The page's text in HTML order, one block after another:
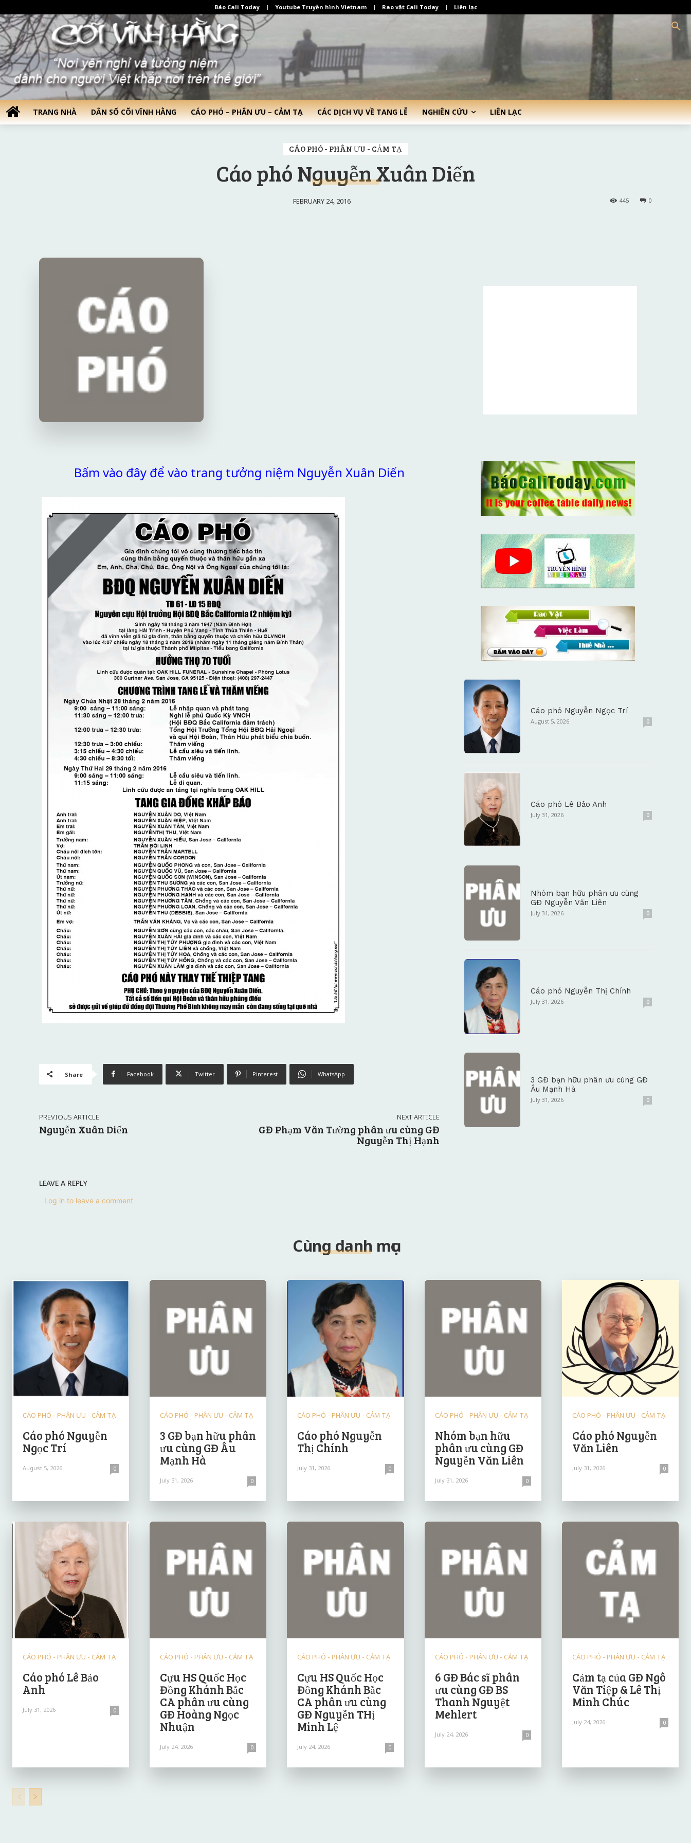
Báo Cali Today Youtube Truyền hình Vietnam Rao vặt Cali Today Liên lạc
TRANG NHÀ DÂN SỐ CÕI VĨNH HẰNG CÁO PHÓ – PHÂN ƯU – CẢM TẠ CÁC DỊCH VỤ VỀ TANG LỄ NGHIÊN CỨU LIÊN LẠC
CÁO PHÓ - PHÂN ƯU - CẢM TẠ
Cáo phó Nguyễn Xuân Diến
FEBRUARY 24, 2016 0
445
Bấm vào đây để vào trang tưởng niệm Nguyễn Xuân Diến
Share Facebook Twitter Pinterest WhatsApp
PREVIOUS ARTICLE
Nguyễn Xuân Diến
NEXT ARTICLE
GĐ Phạm Văn Tường phân ưu cùng GĐ
Nguyễn Thị Hạnh
LEAVE A REPLY
Log in to leave a comment
Cáo phó Nguyễn Ngọc Trí
August 5, 2026 0
Cáo phó Lê Bảo Anh
July 31, 2026 0
Nhóm bạn hữu phân ưu cùng
GĐ Nguyễn Văn Liên
July 31, 2026 0
Cáo phó Nguyễn Thị Chính
July 31, 2026 0
3 GĐ bạn hữu phân ưu cùng GĐ
Âu Mạnh Hà
July 31, 2026 0
Cùng danh mục
CÁO PHÓ - PHÂN ƯU - CẢM TẠ
Cáo phó Nguyễn
Ngọc Trí
August 5, 2026 0
CÁO PHÓ - PHÂN ƯU - CẢM TẠ
3 GĐ bạn hữu phân
ưu cùng GĐ Âu
Mạnh Hà
July 31, 2026 0
CÁO PHÓ - PHÂN ƯU - CẢM TẠ
Cáo phó Nguyễn
Thị Chính
July 31, 2026 0
CÁO PHÓ - PHÂN ƯU - CẢM TẠ
Nhóm bạn hữu
phân ưu cùng GĐ
Nguyễn Văn Liên
July 31, 2026 0
CÁO PHÓ - PHÂN ƯU - CẢM TẠ
Cáo phó Nguyễn
Văn Liên
July 31, 2026 0
CÁO PHÓ - PHÂN ƯU - CẢM TẠ
Cáo phó Lê Bảo
Anh
July 31, 2026 0
CÁO PHÓ - PHÂN ƯU - CẢM TẠ
Cựu HS Quốc Học
Đồng Khánh Bắc
CA phân ưu cùng
GĐ Hoàng Ngọc
Nhuận
July 24, 2026 0
CÁO PHÓ - PHÂN ƯU - CẢM TẠ
Cựu HS Quốc Học
Đồng Khánh Bắc
CA phân ưu cùng
GĐ Nguyễn THị
Minh Lệ
July 24, 2026 0
CÁO PHÓ - PHÂN ƯU - CẢM TẠ
6 GĐ Bác sĩ phân
ưu cùng GĐ BS
Thanh Nguyệt
Mehlert
July 24, 2026 0
CÁO PHÓ - PHÂN ƯU - CẢM TẠ
Cảm tạ của GĐ Ngô
Văn Tiệp & Lê Thị
Minh Chúc
July 24, 2026 0